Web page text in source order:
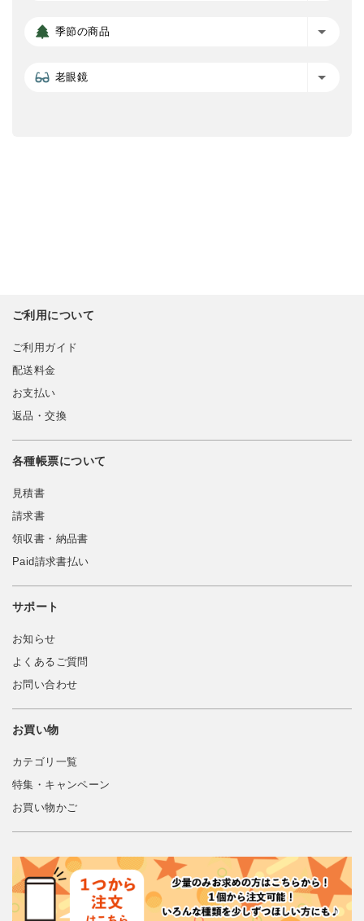
季節の商品
老眼鏡
ご利用について
ご利用ガイド
配送料金
お支払い
返品・交換
各種帳票について
見積書
請求書
領収書・納品書
Paid請求書払い
サポート
お知らせ
よくあるご質問
お問い合わせ
お買い物
カテゴリ一覧
特集・キャンペーン
お買い物かご